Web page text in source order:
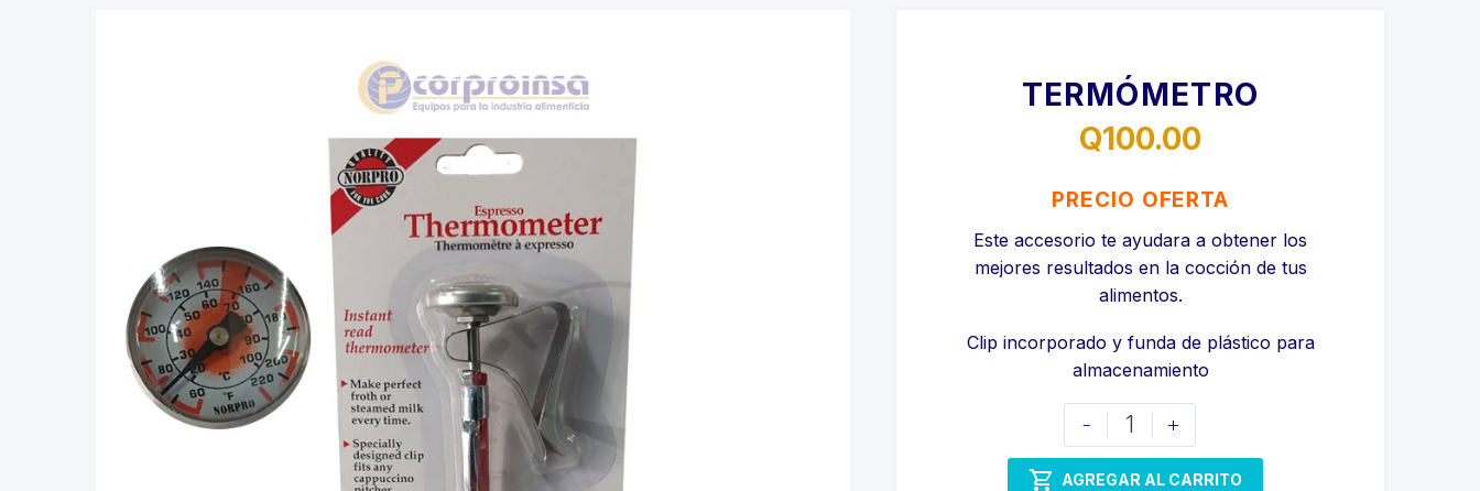
TERMÓMETRO
Q100.00
PRECIO OFERTA
Este accesorio te ayudara a obtener los
mejores resultados en la cocción de tus
alimentos.
Clip incorporado y funda de plástico para
almacenamiento
-
TERMÓMETRO
cantidad
+
 AGREGAR AL CARRITO